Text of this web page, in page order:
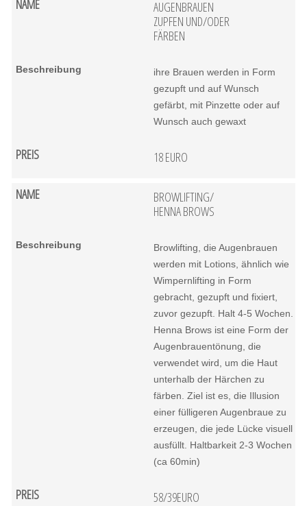
AUGENBRAUEN
ZUPFEN UND/ODER
FÄRBEN
ihre Brauen werden in Form
gezupft und auf Wunsch
gefärbt, mit Pinzette oder auf
Wunsch auch gewaxt
18 EURO
BROWLIFTING/
HENNA BROWS
Browlifting, die Augenbrauen
werden mit Lotions, ähnlich wie
Wimpernlifting in Form
gebracht, gezupft und fixiert,
zuvor gezupft. Halt 4-5 Wochen.
Henna Brows ist eine Form der
Augenbrauentönung, die
verwendet wird, um die Haut
unterhalb der Härchen zu
färben. Ziel ist es, die Illusion
einer fülligeren Augenbraue zu
erzeugen, die jede Lücke visuell
ausfüllt. Haltbarkeit 2-3 Wochen
(ca 60min)
58/39EURO